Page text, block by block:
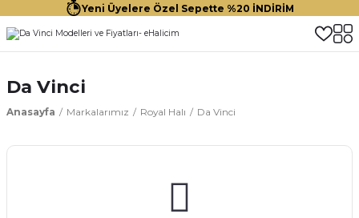
Yeni Üyelere Özel Sepette %20 İNDİRİM
Da Vinci
Anasayfa Markalarımız Royal Halı Da Vinci